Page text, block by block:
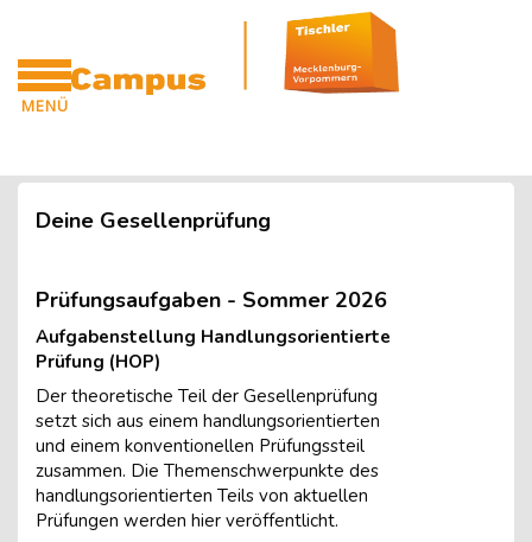
MENÜ
Zum Hauptinhalt
Blöcke
Blöcke
Deine Gesellenprüfung
Prüfungsaufgaben - Sommer 2026
Aufgabenstellung Handlungsorientierte
Prüfung (HOP)
Der theoretische Teil der Gesellenprüfung
setzt sich aus einem handlungsorientierten
und einem konventionellen Prüfungssteil
zusammen. Die Themenschwerpunkte des
handlungsorientierten Teils von aktuellen
Prüfungen werden hier veröffentlicht.